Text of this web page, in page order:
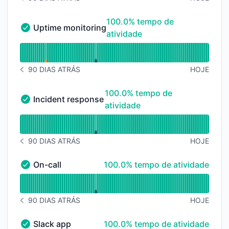
HISTÓRICO DE AVISOS 90 DIAS ATRÁS
Uptime monitoring - Operacional
Uptime monitoring
100% - tempo de atividade
100.0% tempo de
atividade
HISTÓRICO DE AVISOS 90 DIAS ATRÁS
90 DIAS ATRÁS HOJE
Incident response - Operacional
Incident response
100% - tempo de atividade
100.0% tempo de
atividade
HISTÓRICO DE AVISOS 90 DIAS ATRÁS
90 DIAS ATRÁS HOJE
On-call - Operacional
On-call 100% - tempo de atividade
100.0% tempo de atividade
HISTÓRICO DE AVISOS 90 DIAS ATRÁS
90 DIAS ATRÁS HOJE
Slack app 100% - tempo de atividade
100.0% tempo de atividade